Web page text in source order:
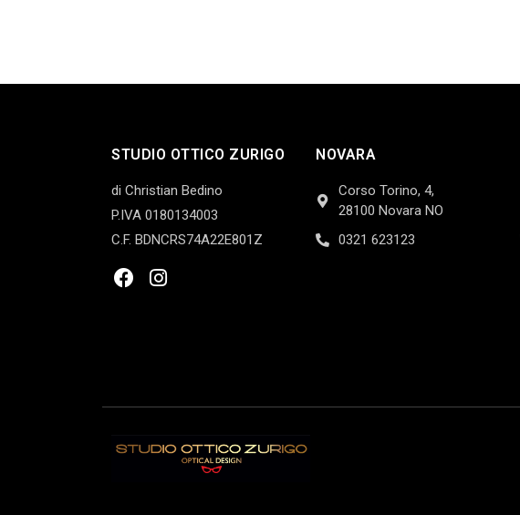
STUDIO OTTICO ZURIGO
di Christian Bedino
P.IVA 0180134003
C.F. BDNCRS74A22E801Z
NOVARA
Corso Torino, 4,
28100 Novara NO
0321 623123